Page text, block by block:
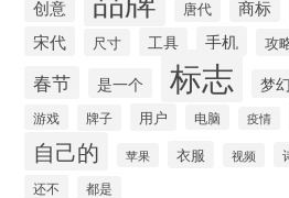
创意 唐代 商标
宋代 尺寸 工具 手机 攻
春节 是一个 标志 梦
游戏 牌子 用户 电脑 疫情
自己的 苹果 衣服 视频
还不 都是